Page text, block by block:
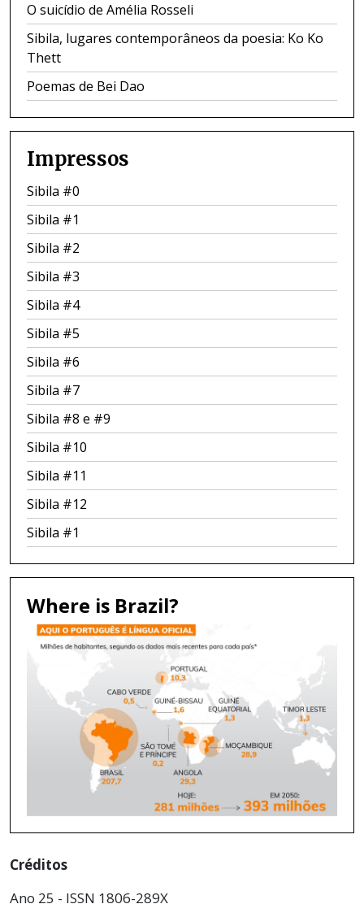
O suicídio de Amélia Rosseli
Sibila, lugares contemporâneos da poesia: Ko Ko
Thett
Poemas de Bei Dao
Impressos
Sibila #0
Sibila #1
Sibila #2
Sibila #3
Sibila #4
Sibila #5
Sibila #6
Sibila #7
Sibila #8 e #9
Sibila #10
Sibila #11
Sibila #12
Sibila #1
Where is Brazil?
Créditos
Ano 25 - ISSN 1806-289X